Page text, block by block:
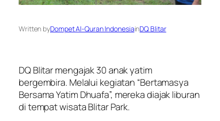
Written byDompet Al-Quran IndonesiainDQ Blitar
DQ Blitar mengajak 30 anak yatim
bergembira. Melalui kegiatan “Bertamasya
Bersama Yatim Dhuafa”, mereka diajak liburan
di tempat wisata Blitar Park.